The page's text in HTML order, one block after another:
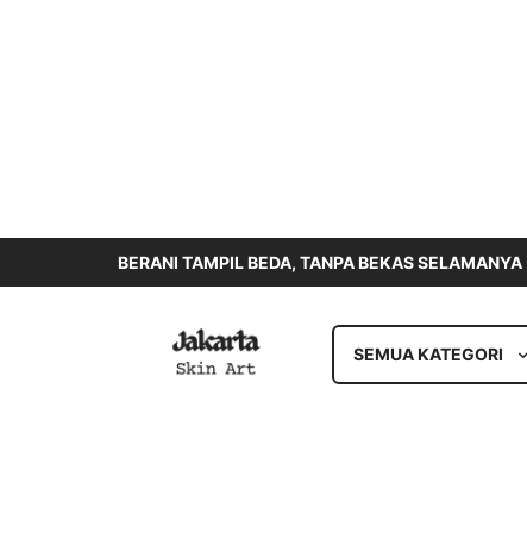
BERANI TAMPIL BEDA, TANPA BEKAS SELAMANYA
SEMUA KATEGORI